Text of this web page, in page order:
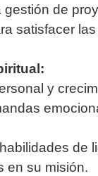
de
satisfacer
y
de
en su misión.